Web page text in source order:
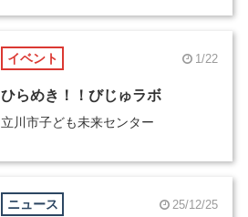
イベント 1/22
ひらめき！！びじゅラボ
立川市子ども未来センター
ニュース 25/12/25